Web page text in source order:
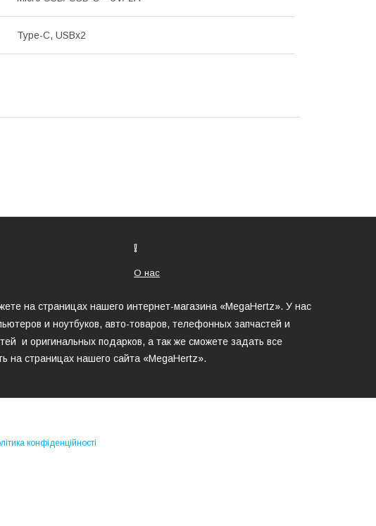
Type-C, USBx2
❕
О нас
на страницах нашего интернет-магазина «MegaHertz». У нас
и ноутбуков, авто-товаров, телефонных запчастей и
и оригинальных подарков, а так же сможете задать все
на страницах нашего сайта «MegaHertz».
конфіденційності